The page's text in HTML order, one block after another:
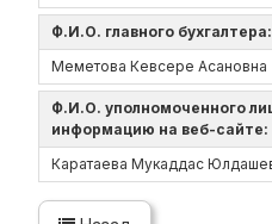
Ф.И.О. главного бухгалтера:
Меметова Кевсере Асановна
Ф.И.О. уполномоченного
информацию на веб-сайте:
Каратаева Мукаддас